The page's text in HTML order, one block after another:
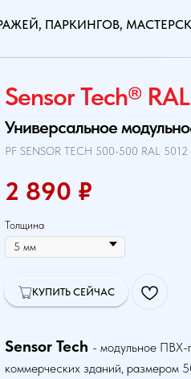
ПАРКИНГОВ,
Sensor Tech®
Универсальное
PF SENSOR TECH 500-500 RAL 5012
2 890 ₽
Толщина
КУПИТЬ СЕЙЧАС
Sensor Tech - модульное ПВХ-
коммерческих зданий, размером